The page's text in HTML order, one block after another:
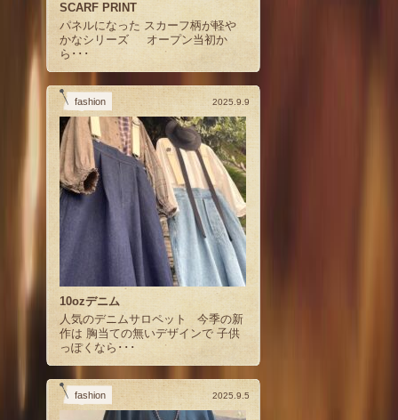
SCARF PRINT
パネルになった スカーフ柄が軽や
かなシリーズ オープン当初か
ら･･･
fashion 2025.9.9
10ozデニム
人気のデニムサロペット 今季の新
作は 胸当ての無いデザインで 子供
っぽくなら･･･
fashion 2025.9.5